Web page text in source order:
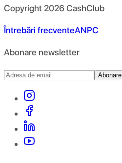
Copyright 2026CashClub
Întrebări frecventeANPC
Abonare newsletter
Abonare